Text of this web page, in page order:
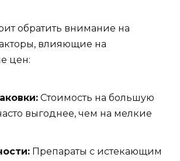
обратить внимание на
влияющие на
цен:
Стоимость на большую
выгоднее, чем на мелкие
Препараты с истекающим